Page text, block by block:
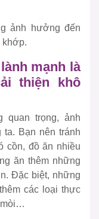
ảnh hưởng đến
khớp.
mạnh là
thiện khô
quan trọng, ảnh
Bạn nên tránh
cồn, đồ ăn nhiều
ăn thêm những
Đặc biệt, những
các loại thực
mòi…